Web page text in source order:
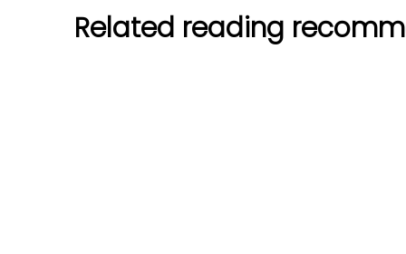
Related reading